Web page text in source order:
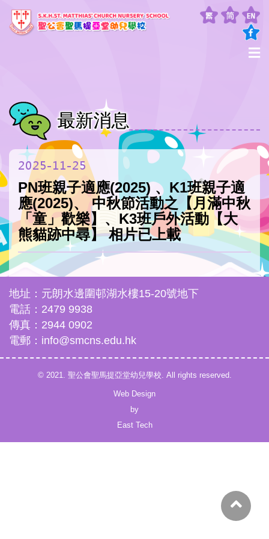
最新消息
2025-11-25
PN班親子適應(2025) 、K1班親子適
應(2025)、 中秋節活動之【月滿中秋
「童」歡樂】、K3班戶外活動【大
熊貓跡中尋】 相片已上載
地址：元朗水邊圍邨湖水樓15-20號地下
電話：2479 9938
傳真：2944 0902
電郵：info@smcns.edu.hk
© 2021. 聖公會聖馬提亞堂幼兒學校. All rights reserved.
Web Design
by
East Tech